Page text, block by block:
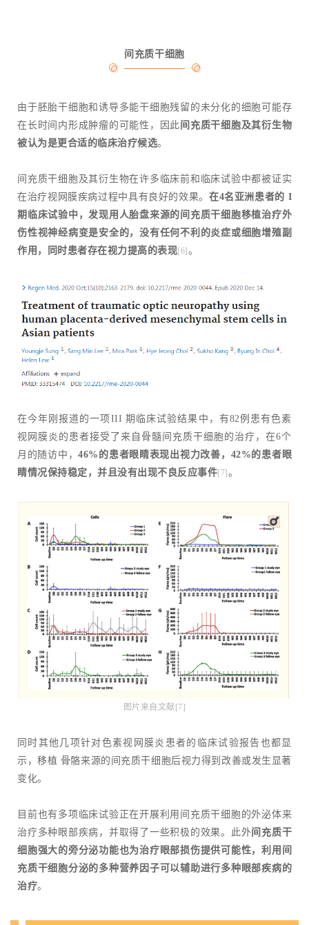
间充质干细胞
由于胚胎干细胞和诱导多能干细胞残留的未分化的细胞可能存
在长时间内形成肿瘤的可能性，因此间充质干细胞及其衍生物
被认为是更合适的临床治疗候选。
间充质干细胞及其衍生物在许多临床前和临床试验中都被证实
在治疗视网膜疾病过程中具有良好的效果。 在4名亚洲患者的 I
期临床试验中，发现用人胎盘来源的间充质干细胞移植治疗外
伤性视神经病变是安全的，没有任何不利的炎症或细胞增殖副
作用，同时患者存在视力提高的表现[6] 。
在今年刚报道的一项III 期临床试验结果中，有82例患有色素
视网膜炎的患者接受了来自骨髓间充质干细胞的治疗，在6个
月的随访中，46%的患者眼睛表现出视力改善，42%的患者眼
睛情况保持稳定，并且没有出现不良反应事件[7] 。
图片来自文献[7]
同时其他几项针对色素视网膜炎患者的临床试验报告也都显
示，移植 骨骼来源的间充质干细胞后视力得到改善或发生显著
变化。
目前也有多项临床试验正在开展利用间充质干细胞的外泌体来
治疗多种眼部疾病，并取得了一些积极的效果。此外间充质干
细胞强大的旁分泌功能也为治疗眼部损伤提供可能性，利用间
充质干细胞分泌的多种营养因子可以辅助进行多种眼部疾病的
治疗。